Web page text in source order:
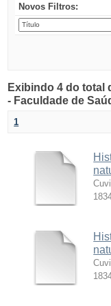
Novos Filtros:
Exibindo 4 do total
- Faculdade de
1